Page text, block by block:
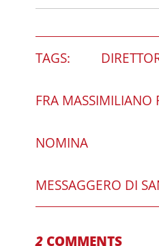
TAGS:
FRA MASSIMILIANO
NOMINA
MESSAGGERO DI
2 COMMENTS